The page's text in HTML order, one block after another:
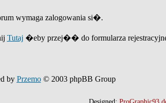
wymaga zalogowania si�.
Tutaj �eby przej�� do formularza
by Przemo© 2003 phpBB Group